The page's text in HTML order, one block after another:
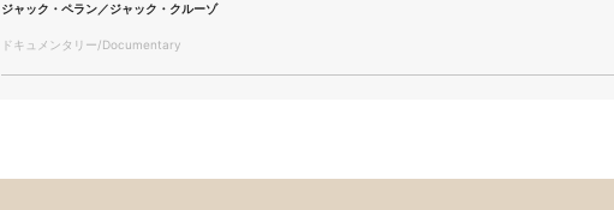
ジャック・ペラン／ジャック・クルーゾ
ドキュメンタリー/Documentary